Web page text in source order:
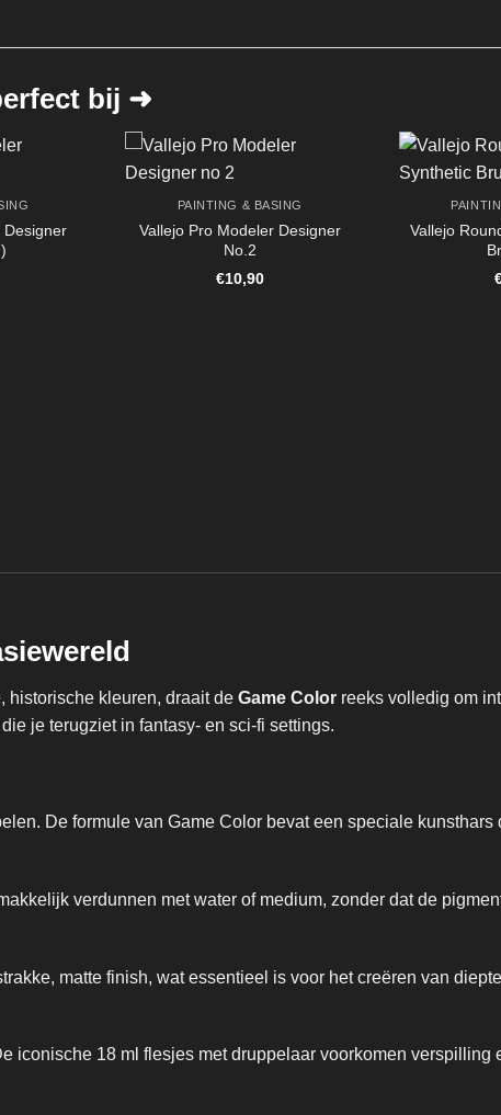
bij ➜
Designer
PAINTING & BASING
Vallejo Pro Modeler Designer
No.2
€10,90
Vallejo
kleuren, draait de Game Color reeks volledig om
je terugziet in fantasy- en sci-fi settings.
De formule van Game Color bevat een speciale kunsthars
verdunnen met water of medium, zonder dat de
matte finish, wat essentieel is voor het creëren van
iconische 18 ml flesjes met druppelaar voorkomen verspilling